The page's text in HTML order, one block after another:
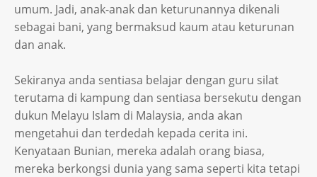
umum. Jadi, anak-anak dan keturunannya dikenali
sebagai bani, yang bermaksud kaum atau keturunan
dan anak.
Sekiranya anda sentiasa belajar dengan guru silat
terutama di kampung dan sentiasa bersekutu dengan
dukun Melayu Islam di Malaysia, anda akan
mengetahui dan terdedah kepada cerita ini.
Kenyataan Bunian, mereka adalah orang biasa,
mereka berkongsi dunia yang sama seperti kita tetapi